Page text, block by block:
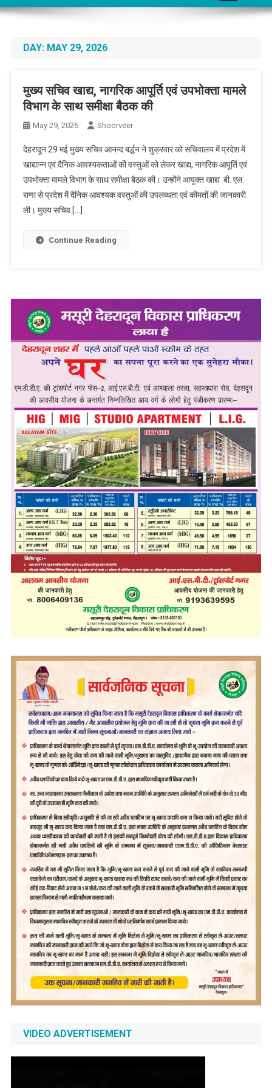
DAY: MAY 29, 2026
मुख्य सचिव खाद्य, नागरिक आपूर्ति एवं उपभोक्ता मामले
विभाग के साथ समीक्षा बैठक की
May 29, 2026 Shoorveer
देहरादून 29 मई मुख्य सचिव आनन्द बर्द्धन ने शुक्रवार को सचिवालय में प्रदेश में
खाद्यान्न एवं दैनिक आवश्यकताओं की वस्तुओं को लेकर खाद्य, नागरिक आपूर्ति एवं
उपभोक्ता मामले विभाग के साथ समीक्षा बैठक की। उन्होंने आयुक्त खाद्य बी. एल.
राणा से प्रदेश में दैनिक आवश्यक वस्तुओं की उपलब्धता एवं कीमतों की जानकारी
ली। मुख्य सचिव […]
Continue Reading
VIDEO ADVERTISEMENT